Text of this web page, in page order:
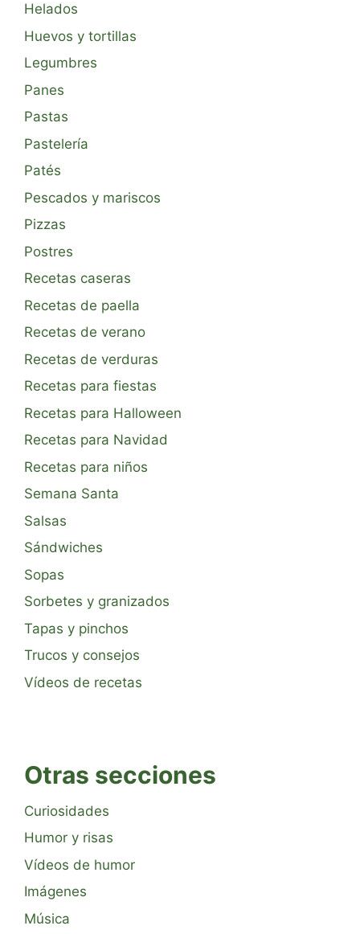
Helados
Huevos y tortillas
Legumbres
Panes
Pastas
Pastelería
Patés
Pescados y mariscos
Pizzas
Postres
Recetas caseras
Recetas de paella
Recetas de verano
Recetas de verduras
Recetas para fiestas
Recetas para Halloween
Recetas para Navidad
Recetas para niños
Semana Santa
Salsas
Sándwiches
Sopas
Sorbetes y granizados
Tapas y pinchos
Trucos y consejos
Vídeos de recetas
Otras secciones
Curiosidades
Humor y risas
Vídeos de humor
Imágenes
Música